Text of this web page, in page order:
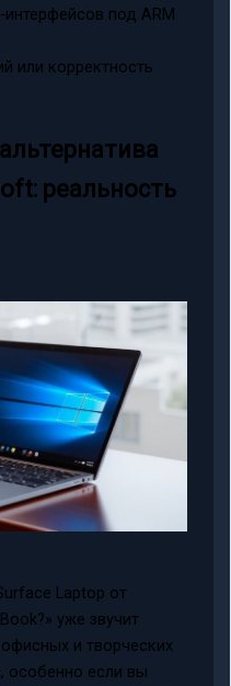
под ARM
или корректность
реальность
Laptop от
уже звучит
и творческих
особенно если вы